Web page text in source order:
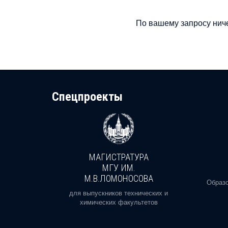
По вашему запросу
Cпецпроекты
МАГИСТРАТУРА
МГУ ИМ.
М.В.ЛОМОНОСОВА
для выпускников технических и
химических факультетов